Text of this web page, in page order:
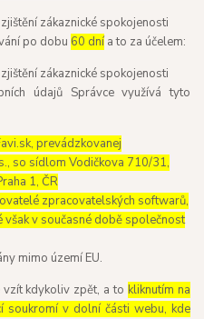
zákaznické spokojenosti
po dobu 60 dnía to za účelem:
zákaznické spokojenosti
údajů Správce využívá tyto
prevádzkovanej
so sídlom Vodičkova 710/31,
1, ČR
zpracovatelských softwarů,
však v současné době společnost
mimo území EU.
kdykoliv zpět, a to kliknutím na
soukromí v dolní části webu, kde